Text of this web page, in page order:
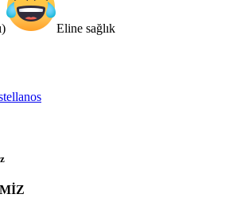
Eline sağlık